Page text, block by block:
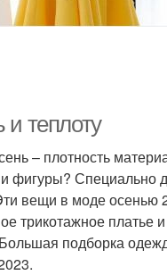
и теплоту
– плотность
фигуры? Специально
вещи в моде осенью
трикотажное платье
подборка